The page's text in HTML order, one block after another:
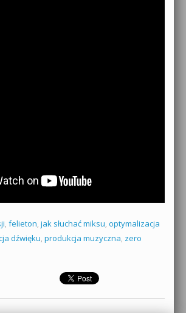
, felieton, jak słuchać miksu, optymalizacja
dźwięku, produkcja muzyczna, zero